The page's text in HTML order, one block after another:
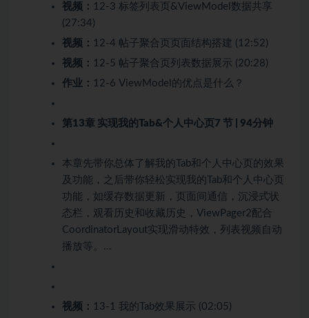
视频： 12-3 标签列表页&ViewModel数据共享
(27:34)
视频： 12-4 帖子聚合页页面结构搭建 (12:52)
视频： 12-5 帖子聚合页列表数据展示 (20:28)
作业： 12-6 ViewModel的优点是什么？
第13章 实现我的Tab&个人中心页 7 节 | 94分钟
本章先带你总体了解我的Tab和个人中心页的效果
及功能，之后带你轻松实现我的Tab和个人中心页
功能，如缓存数据更新，页面间通信，沉浸式状
态栏，观看历史和收藏历史，ViewPager2配合
CoordinatorLayout实现滑动特效，列表视频自动
播放等。…
视频： 13-1 我的Tab效果展示 (02:05)